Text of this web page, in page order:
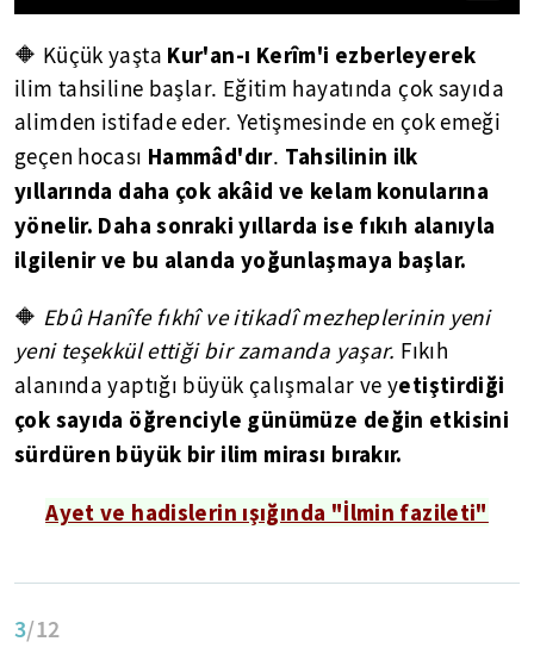
🔶 Küçük yaşta Kur'an-ı Kerîm'i ezberleyerek
ilim tahsiline başlar. Eğitim hayatında çok sayıda
alimden istifade eder. Yetişmesinde en çok emeği
geçen hocası Hammâd'dır. Tahsilinin ilk
yıllarında daha çok akâid ve kelam konularına
yönelir. Daha sonraki yıllarda ise fıkıh alanıyla
ilgilenir ve bu alanda yoğunlaşmaya başlar.
🔶 Ebû Hanîfe fıkhî ve itikadî mezheplerinin yeni
yeni teşekkül ettiği bir zamanda yaşar. Fıkıh
alanında yaptığı büyük çalışmalar ve yetiştirdiği
çok sayıda öğrenciyle günümüze değin etkisini
sürdüren büyük bir ilim mirası bırakır.
Ayet ve hadislerin ışığında "İlmin fazileti"
3/12